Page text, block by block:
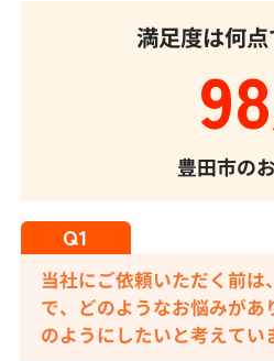
満足度は何点
98
豊田市の
当社にご依頼いただく前は
で、どのようなお悩みが
のようにしたいと考えてい